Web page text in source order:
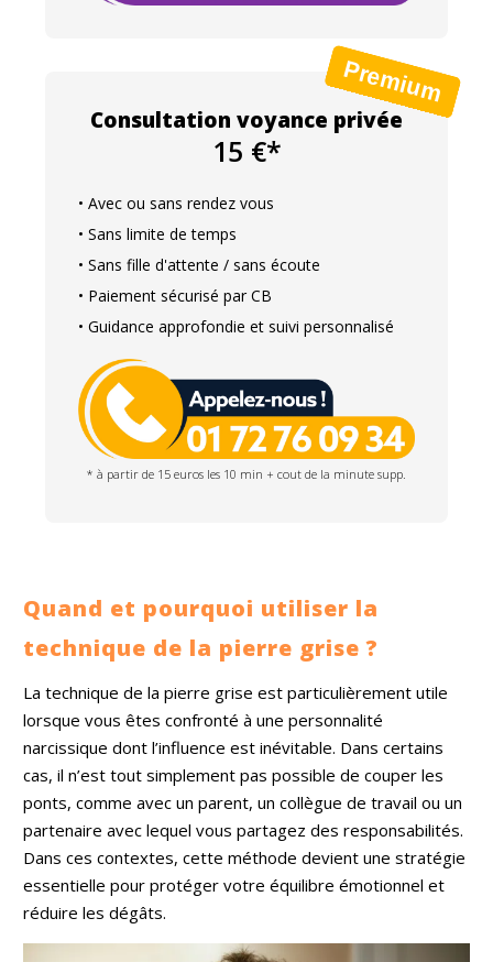
Consultation voyance privée
15 €*
• Avec ou sans rendez vous
• Sans limite de temps
• Sans fille d'attente / sans écoute
• Paiement sécurisé par CB
• Guidance approfondie et suivi personnalisé
* à partir de 15 euros les 10 min + cout de la minute supp.
Quand et pourquoi utiliser la
technique de la pierre grise ?
La technique de la pierre grise est particulièrement utile
lorsque vous êtes confronté à une personnalité
narcissique dont l’influence est inévitable. Dans certains
cas, il n’est tout simplement pas possible de couper les
ponts, comme avec un parent, un collègue de travail ou un
partenaire avec lequel vous partagez des responsabilités.
Dans ces contextes, cette méthode devient une stratégie
essentielle pour protéger votre équilibre émotionnel et
réduire les dégâts.